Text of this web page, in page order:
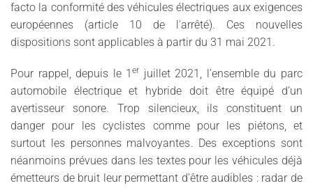
facto la conformité des véhicules électriques aux exigences
européennes (article 10 de l'arrêté). Ces nouvelles
dispositions sont applicables à partir du 31 mai 2021.
Pour rappel, depuis le 1er juillet 2021, l’ensemble du parc
automobile électrique et hybride doit être équipé d’un
avertisseur sonore. Trop silencieux, ils constituent un
danger pour les cyclistes comme pour les piétons, et
surtout les personnes malvoyantes. Des exceptions sont
néanmoins prévues dans les textes pour les véhicules déjà
émetteurs de bruit leur permettant d’être audibles : radar de